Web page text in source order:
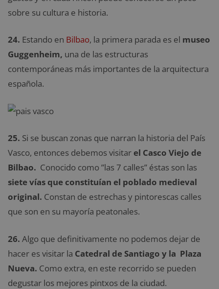
sobre su cultura e historia.
24. Estando en Bilbao, la primera parada es el museo
Guggenheim, una de las estructuras
contemporáneas más importantes de la arquitectura
española.
25. Si se buscan zonas que narran la historia del País
Vasco, entonces debemos visitar el Casco Viejo de
Bilbao. Conocido como ”las 7 calles” éstas son las
siete vías que constituían el poblado medieval
original. Constan de estrechas y pintorescas calles
que son en su mayoría peatonales.
26. Algo que definitivamente no podemos dejar de
hacer es visitar la Catedral de Santiago y la Plaza
Nueva. Como extra, en este recorrido se pueden
degustar los mejores pintxos de la ciudad.